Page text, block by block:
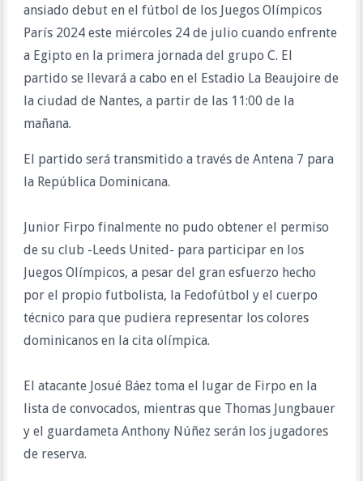
ansiado debut en el fútbol de los Juegos Olímpicos
París 2024 este miércoles 24 de julio cuando enfrente
a Egipto en la primera jornada del grupo C. El
partido se llevará a cabo en el Estadio La Beaujoire de
la ciudad de Nantes, a partir de las 11:00 de la
mañana.
El partido será transmitido a través de Antena 7 para
la República Dominicana.
Junior Firpo finalmente no pudo obtener el permiso
de su club -Leeds United- para participar en los
Juegos Olímpicos, a pesar del gran esfuerzo hecho
por el propio futbolista, la Fedofútbol y el cuerpo
técnico para que pudiera representar los colores
dominicanos en la cita olímpica.
El atacante Josué Báez toma el lugar de Firpo en la
lista de convocados, mientras que Thomas Jungbauer
y el guardameta Anthony Núñez serán los jugadores
de reserva.